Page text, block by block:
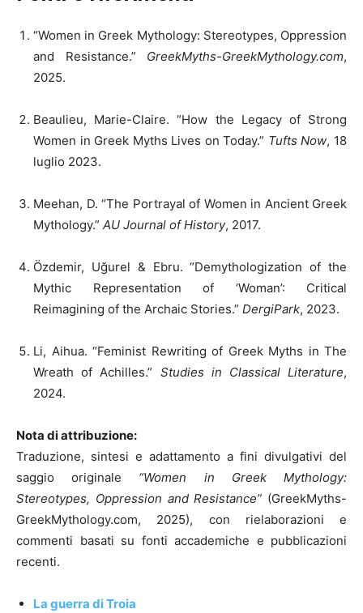
“Women in Greek Mythology: Stereotypes, Oppression
and Resistance.” GreekMyths-GreekMythology.com,
2025.
Beaulieu, Marie-Claire. “How the Legacy of Strong
Women in Greek Myths Lives on Today.” Tufts Now, 18
luglio 2023.
Meehan, D. “The Portrayal of Women in Ancient Greek
Mythology.” AU Journal of History, 2017.
Özdemir, Uğurel & Ebru. “Demythologization of the
Mythic Representation of ‘Woman’: Critical
Reimagining of the Archaic Stories.” DergiPark, 2023.
Li, Aihua. “Feminist Rewriting of Greek Myths in The
Wreath of Achilles.” Studies in Classical Literature,
2024.
Nota di attribuzione:
Traduzione, sintesi e adattamento a fini divulgativi del
saggio originale “Women in Greek Mythology:
Stereotypes, Oppression and Resistance” (GreekMyths-
GreekMythology.com, 2025), con rielaborazioni e
commenti basati su fonti accademiche e pubblicazioni
recenti.
La guerra di Troia